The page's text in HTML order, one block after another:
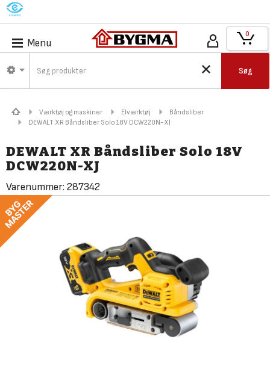
M
Menu
Søg
0
Værktøj og maskiner Elværktøj
Båndsliber
DEWALT XR Båndsliber Solo 18V DCW220N-XJ
DEWALT XR Båndsliber Solo 18V
DCW220N-XJ
Varenummer: 287342